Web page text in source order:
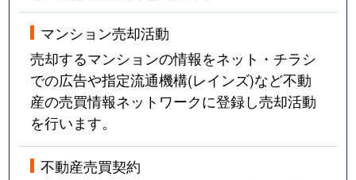
マンション売却活動
売却するマンションの情報をネット・チラシ
での広告や指定流通機構(レインズ)など不動
産の売買情報ネットワークに登録し売却活動
を行います。
不動産売買契約